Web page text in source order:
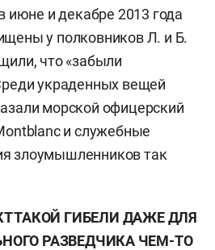
июне и декабре 2013 года
у полковников Л. и Б.
что «забыли
украденных вещей
морской офицерский
и служебные
злоумышленников так
ТАКОЙ ГИБЕЛИ ДАЖЕ ДЛЯ
РАЗВЕДЧИКА ЧЕМ-ТО